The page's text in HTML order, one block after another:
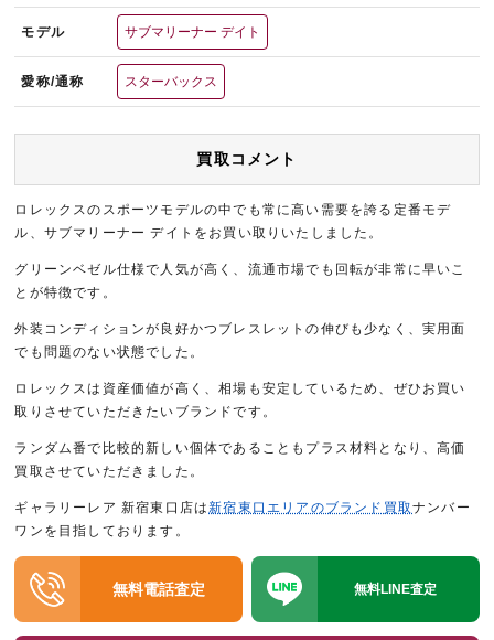
モデル サブマリーナー デイト
愛称/通称 スターバックス
買取コメント
ロレックスのスポーツモデルの中でも常に高い需要を誇る定番モデ
ル、サブマリーナー デイトをお買い取りいたしました。
グリーンベゼル仕様で人気が高く、流通市場でも回転が非常に早いこ
とが特徴です。
外装コンディションが良好かつブレスレットの伸びも少なく、実用面
でも問題のない状態でした。
ロレックスは資産価値が高く、相場も安定しているため、ぜひお買い
取りさせていただきたいブランドです。
ランダム番で比較的新しい個体であることもプラス材料となり、高価
買取させていただきました。
ギャラリーレア 新宿東口店は新宿東口エリアのブランド買取ナンバー
ワンを目指しております。
無料電話査定 無料LINE査定